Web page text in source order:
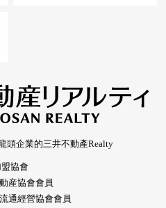
頭企業的三井不動產Realty
盟協會
産協會會員
通經營協會會員